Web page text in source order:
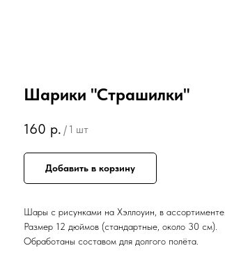
Шарики "Страшилки"
160 р. / 1 шт
Добавить в корзину
Шары с рисунками на Хэллоуин, в ассортименте.
Размер 12 дюймов (стандартные, около 30 см).
Обработаны составом для долгого полёта.